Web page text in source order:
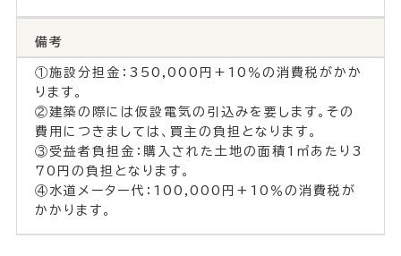
備考
①施設分担金：350,000円+10％の消費税がかか
ります。
②建築の際には仮設電気の引込みを要します。その
費用につきましては、買主の負担となります。
③受益者負担金：購入された土地の面積1㎡あたり3
70円の負担となります。
④水道メーター代：100,000円+10％の消費税が
かかります。